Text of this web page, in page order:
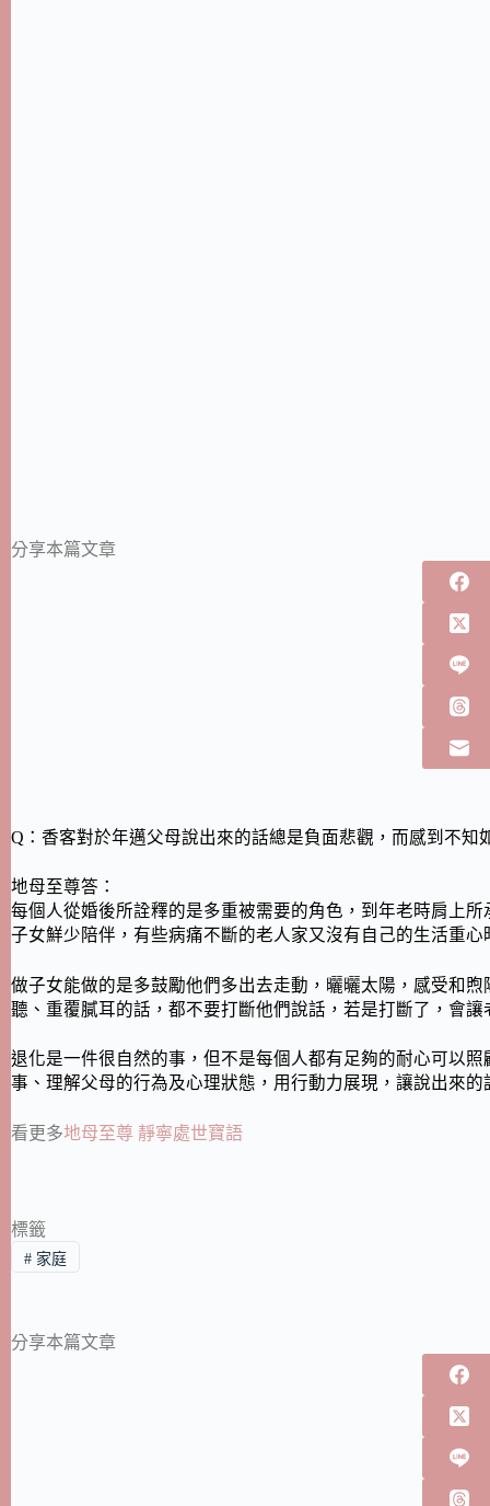
分享本篇文章
Q：香客對於年邁父母說出來的話總是負面悲觀，而感到不知
地母至尊答：
每個人從婚後所詮釋的是多重被需要的角色，到年老時肩上
子女鮮少陪伴，有些病痛不斷的老人家又沒有自己的生活重
做子女能做的是多鼓勵他們多出去走動，曬曬太陽，感受和
聽、重覆膩耳的話，都不要打斷他們說話，若是打斷了，會
退化是一件很自然的事，但不是每個人都有足夠的耐心可以
事、理解父母的行為及心理狀態，用行動力展現，讓說出來
看更多地母至尊 靜寧處世寶語
標籤
#家庭
分享本篇文章